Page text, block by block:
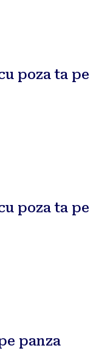
poza ta pe
poza ta pe
panza